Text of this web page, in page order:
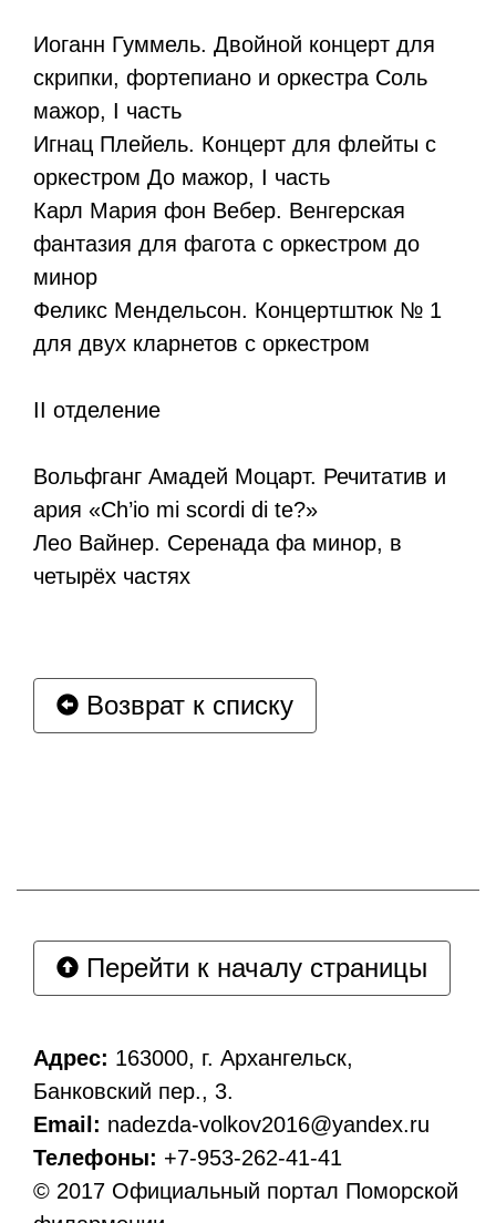
Иоганн Гуммель. Двойной концерт для
скрипки, фортепиано и оркестра Соль
мажор, I часть
Игнац Плейель. Концерт для флейты с
оркестром До мажор, I часть
Карл Мария фон Вебер. Венгерская
фантазия для фагота с оркестром до
минор
Феликс Мендельсон. Концертштюк № 1
для двух кларнетов с оркестром
II отделение
Вольфганг Амадей Моцарт. Речитатив и
ария «Ch’io mi scordi di te?»
Лео Вайнер. Серенада фа минор, в
четырёх частях
Возврат к списку
Перейти к началу страницы
Адрес: 163000, г. Архангельск,
Банковский пер., 3.
Email: nadezda-volkov2016@yandex.ru
Телефоны: +7-953-262-41-41
© 2017 Официальный портал Поморской